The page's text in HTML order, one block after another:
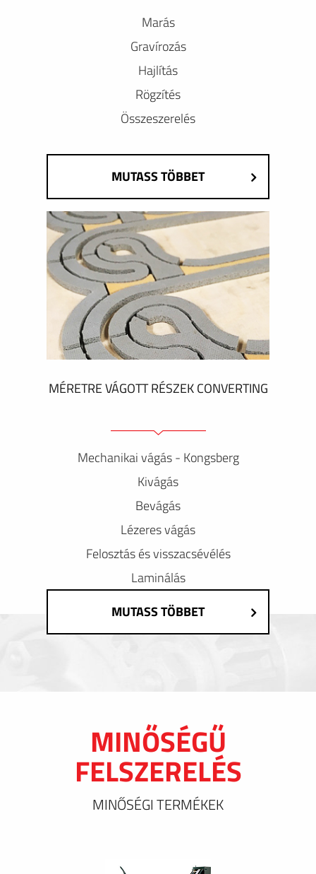
Marás
Gravírozás
Hajlítás
Rögzítés
Összeszerelés
MUTASS TÖBBET
MÉRETRE VÁGOTT RÉSZEK CONVERTING
Mechanikai vágás - Kongsberg
Kivágás
Bevágás
Lézeres vágás
Felosztás és visszacsévélés
Laminálás
MUTASS TÖBBET
MINŐSÉGŰ
FELSZERELÉS
MINŐSÉGI TERMÉKEK